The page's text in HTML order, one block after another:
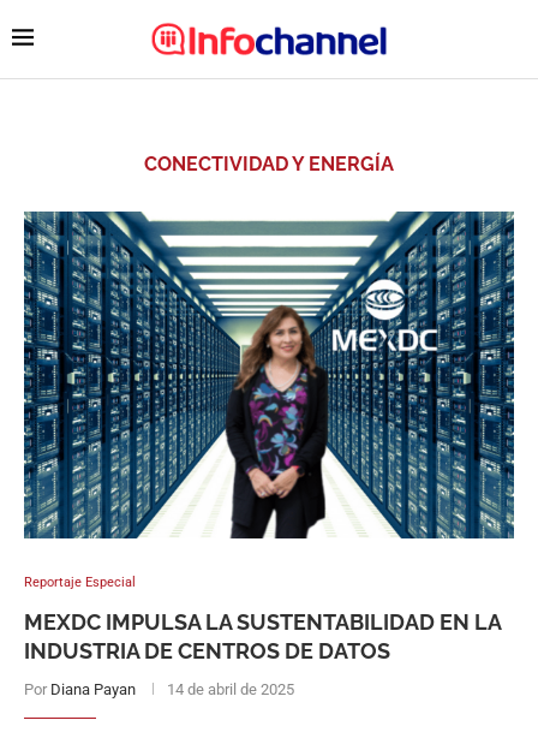
CONECTIVIDAD Y ENERGÍA
Reportaje Especial
MEXDC IMPULSA LA SUSTENTABILIDAD EN LA
INDUSTRIA DE CENTROS DE DATOS
Por Diana Payan 14 de abril de 2025